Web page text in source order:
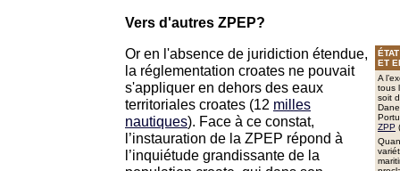
Vers d'autres ZPEP?
ET
A
tous
soit
ZPP
Or en l'absence de juridiction étendue,
la réglementation croates ne pouvait
s'appliquer en dehors des eaux
territoriales croates (12 milles
nautiques). Face à ce constat,
l’instauration de la ZPEP répond à
l’inquiétude grandissante de la